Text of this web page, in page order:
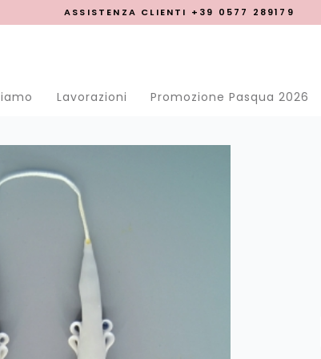
menu
ASSISTENZA CLIENTI +39 0577 289179
Lavorazioni Promozione Pasqua 2026